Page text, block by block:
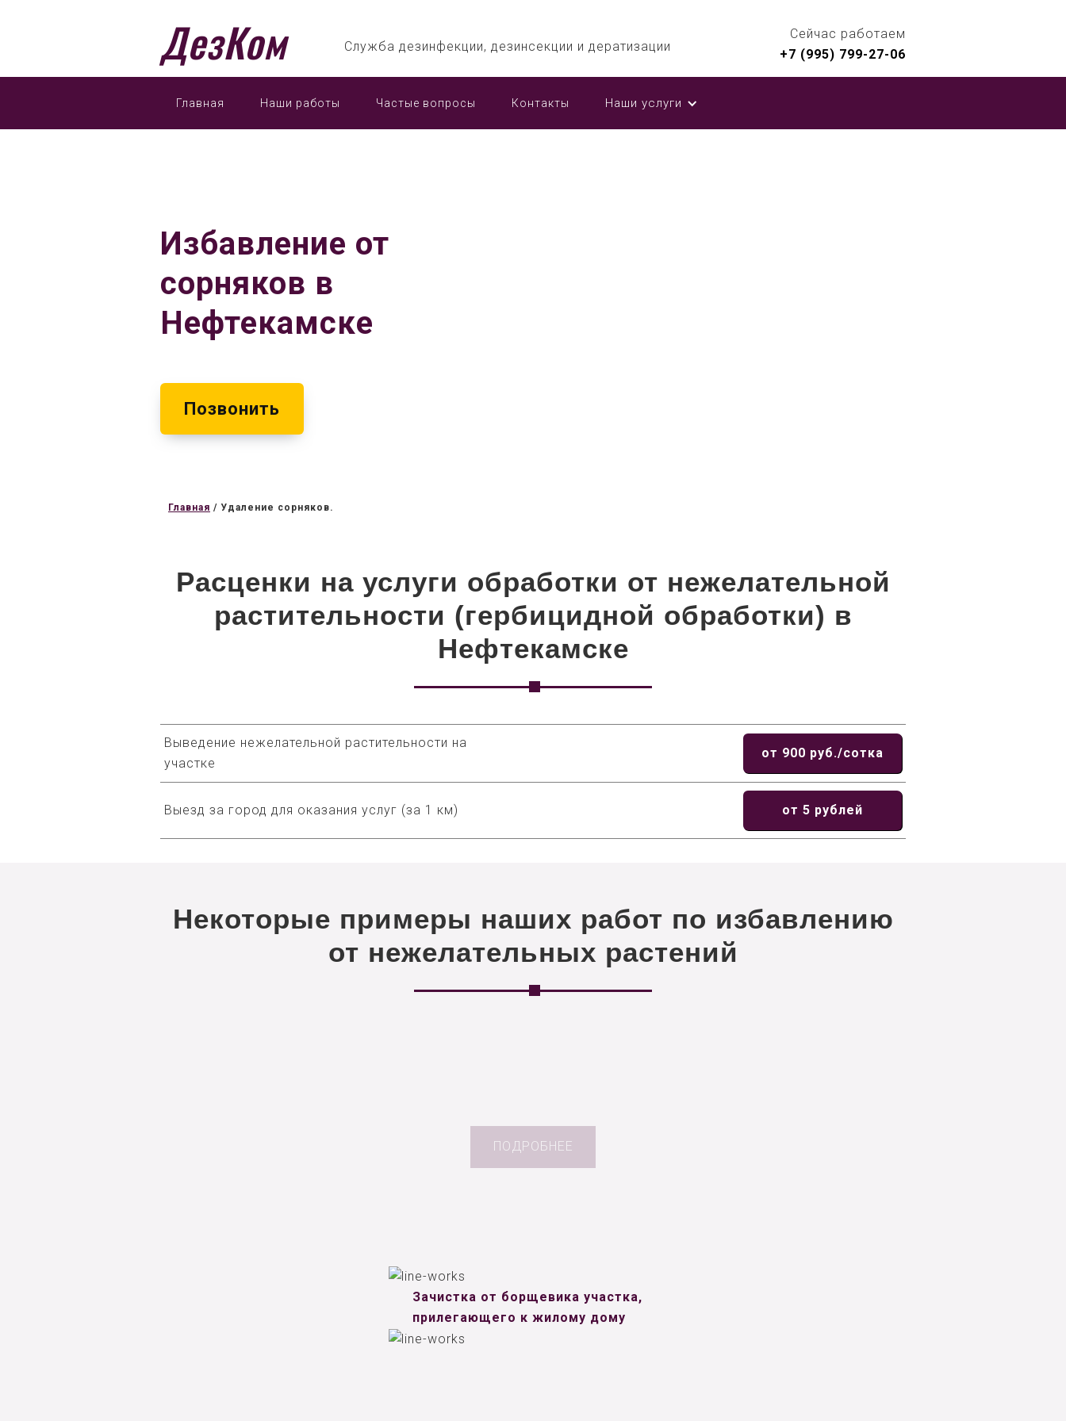
ДезКом Служба дезинфекции, дезинсекции и дератизации
Сейчас работаем
+7 (995) 799-27-06
Главная Наши работы Частые вопросы Контакты Наши услуги
Избавление от
сорняков в
Нефтекамске
Позвонить
Главная / Удаление сорняков.
Расценки на услуги обработки от нежелательной
растительности (гербицидной обработки) в
Нефтекамске
Выведение нежелательной растительности на
участке
от 900 руб./сотка
Выезд за город для оказания услуг (за 1 км) от 5 рублей
Некоторые примеры наших работ по избавлению
от нежелательных растений
ПОДРОБНЕЕ
Зачистка от борщевика участка,
прилегающего к жилому дому